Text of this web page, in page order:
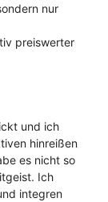
nur
preiswerter
und ich
hinreißen
es nicht so
Ich
integren